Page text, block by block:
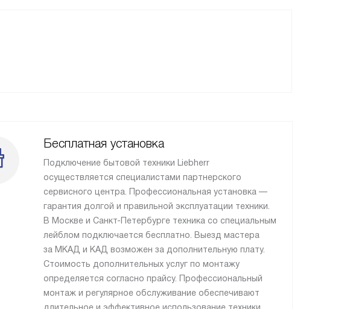
Бесплатная установка
Подключение бытовой техники Liebherr
осуществляется специалистами партнерского
сервисного центра. Профессиональная установка —
гарантия долгой и правильной эксплуатации техники.
В Москве и Санкт-Петербурге техника со специальным
лейблом подключается бесплатно. Выезд мастера
за МКАД и КАД возможен за дополнительную плату.
Стоимость дополнительных услуг по монтажу
определяется согласно прайсу. Профессиональный
монтаж и регулярное обслуживание обеспечивают